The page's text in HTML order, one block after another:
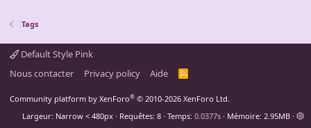
Tags
Default Style Pink
Nous contacter
Privacy policy Aide
R
Community platform by XenForo® © 2010-2026 XenForo Ltd.
Largeur
Requêtes 8 Temps 0.0377s Mémoire 2.95MB